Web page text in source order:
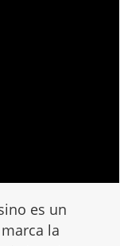
es un
la